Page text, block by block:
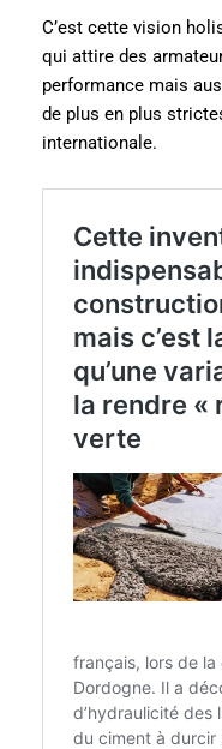
C’est cette vision
qui attire des
performance mais
de plus en plus
internationale.